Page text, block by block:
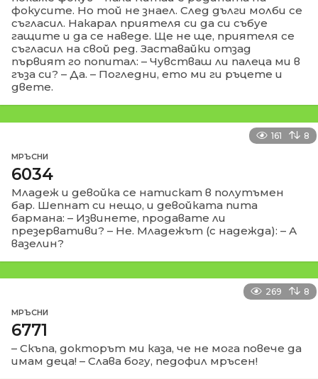
фокусите. Но той не знаел. След дълги молби се
съгласил. Накарал приятеля си да си събуе
гащите и да се наведе. Ще не ще, приятеля се
съгласил на свой ред. Заставайки отзад
първият го попитал: – Чувстваш ли палеца ми в
гъза си? – Да. – Погледни, ето ми ги ръцете и
двете.
161 8
МРЪСНИ
6034
Младеж и девойка се натискат в полутъмен
бар. Шепнат си нещо, и девойката пита
бармана: – Извинете, продавате ли
презервативи? – Не. Младежът (с надежда): – А
вазелин?
269 8
МРЪСНИ
6771
– Скъпа, докторът ми каза, че не мога повече да
имам деца! – Слава богу, педофил мръсен!